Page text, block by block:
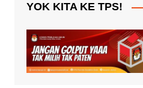
YOK KITA KE TPS!